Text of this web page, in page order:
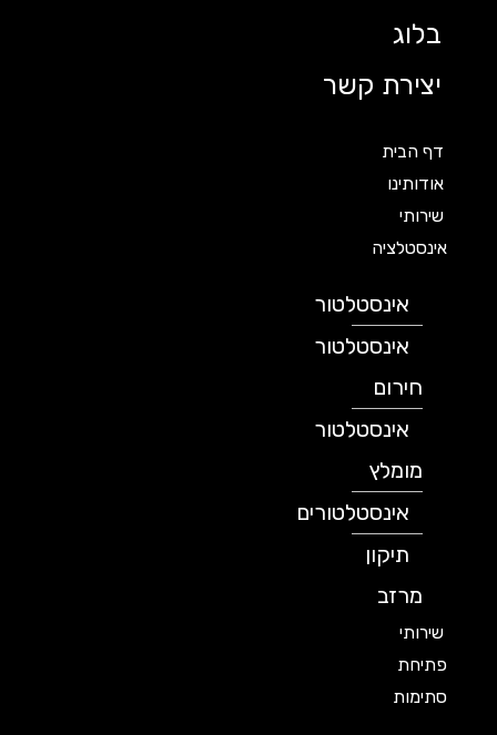
בלוג
יצירת קשר
דף הבית
אודותינו
שירותי
אינסטלציה
אינסטלטור
אינסטלטור
חירום
אינסטלטור
מומלץ
אינסטלטורים
תיקון
מרזב
שירותי
פתיחת
סתימות